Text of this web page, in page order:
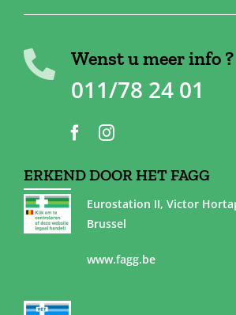
Wenst u meer info ?
011/78 24 01
ERKEND DOOR HET FAGG
Eurostation II, Victor
Brussel
www.fagg.be